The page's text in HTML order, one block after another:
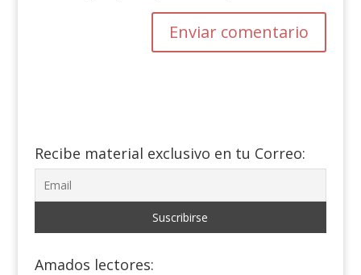
Recibe material exclusivo en tu Correo:
Amados lectores: